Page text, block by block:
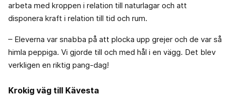
arbeta med kroppen i relation till naturlagar och att
disponera kraft i relation till tid och rum.
– Eleverna var snabba på att plocka upp grejer och de var så
himla peppiga. Vi gjorde till och med hål i en vägg. Det blev
verkligen en riktig pang-dag!
Krokig väg till Kävesta